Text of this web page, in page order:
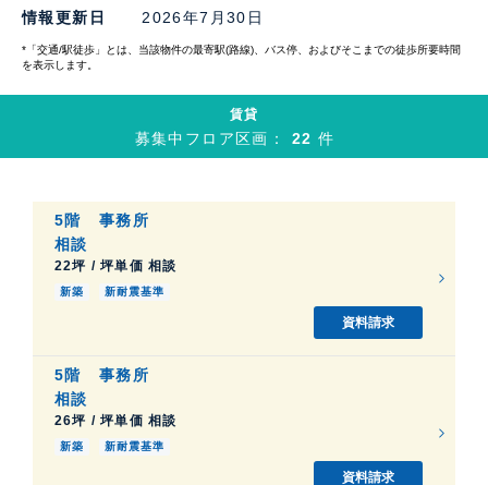
情報更新日 2026年7月30日
*「交通/駅徒歩」とは、当該物件の最寄駅(路線)、バス停、およびそこまでの徒歩所要時間
を表示します。
賃貸
募集中フロア区画： 22 件
5階 事務所
相談
22坪 / 坪単価 相談
新築 新耐震基準
資料請求
5階 事務所
相談
26坪 / 坪単価 相談
新築 新耐震基準
資料請求